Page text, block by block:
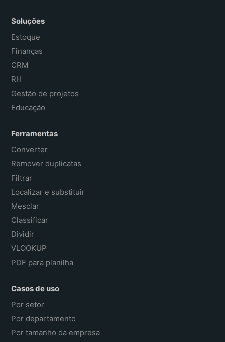
Soluções
Estoque
Finanças
CRM
RH
Gestão de projetos
Educação
Ferramentas
Converter
Remover duplicatas
Filtrar
Localizar e substituir
Mesclar
Classificar
Dividir
VLOOKUP
PDF para planilha
Casos de uso
Por setor
Por departamento
Por tamanho da empresa